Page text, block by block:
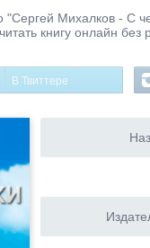
"Сергей Михалков - С
книгу онлайн
В Твиттере